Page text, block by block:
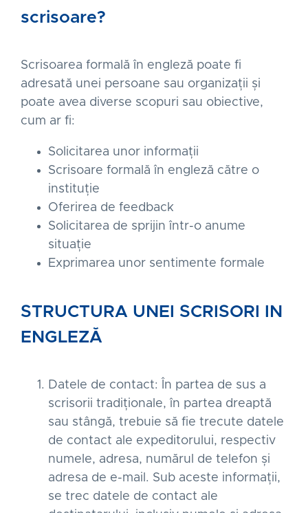
scrisoare?
Scrisoarea formală în engleză poate fi
adresată unei persoane sau organizații și
poate avea diverse scopuri sau obiective,
cum ar fi:
Solicitarea unor informații
Scrisoare formală în engleză către o
instituție
Oferirea de feedback
Solicitarea de sprijin într-o anume
situație
Exprimarea unor sentimente formale
STRUCTURA UNEI SCRISORI IN
ENGLEZĂ
Datele de contact: În partea de sus a
scrisorii tradiționale, în partea dreaptă
sau stângă, trebuie să fie trecute datele
de contact ale expeditorului, respectiv
numele, adresa, numărul de telefon și
adresa de e-mail. Sub aceste informații,
se trec datele de contact ale